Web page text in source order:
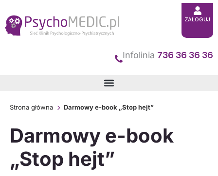
do
treści
Infolinia 736 36 36 36
ZALOGUJ
Strona główna Darmowy e-book „Stop hejt”
Darmowy e-book
„Stop hejt”